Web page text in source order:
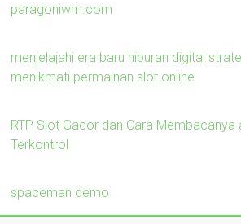
paragoniwm.com
menjelajahi era baru hiburan digital
menikmati permainan slot online
RTP Slot Gacor dan Cara Membacanya
Terkontrol
spaceman demo